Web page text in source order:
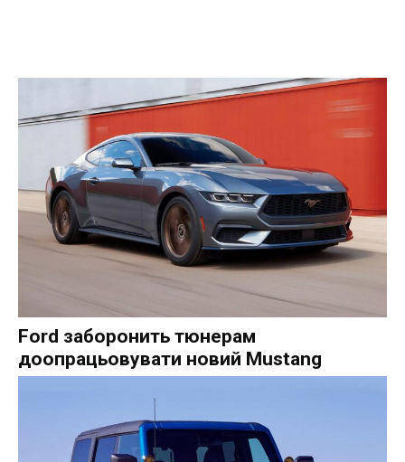
Ford заборонить тюнерам
доопрацьовувати новий Mustang